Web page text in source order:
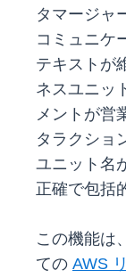
タマージャ
コミュニケ
テキストが
ネスユニッ
メントが営
タラクショ
ユニット名
正確で包括
この機能は
ての AWS